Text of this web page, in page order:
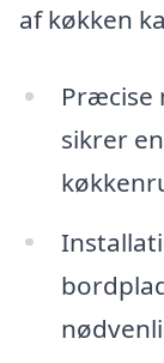
af køkken
Præcise
sikrer